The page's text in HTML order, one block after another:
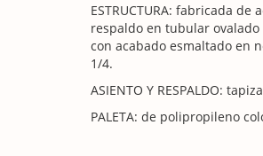
ESTRUCTURA: fabricada de
respaldo en tubular
con acabado esmaltado en
1/4.
ASIENTO Y RESPALDO:
PALETA: de polipropileno